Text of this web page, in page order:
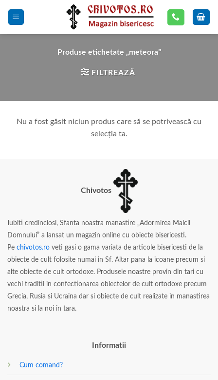
Produse etichetate „meteora”
FILTREAZĂ
Nu a fost găsit niciun produs care să se potrivească cu
selecția ta.
Chivotos
ubiti credinciosi, Sfanta noastra manastire „Adormirea Maicii
Domnului” a lansat un magazin online cu obiecte bisericesti.
Pe chivotos.ro veti gasi o gama variata de articole bisericesti de la
obiecte de cult folosite numai in Sf. Altar pana la icoane precum si
alte obiecte de cult ortodoxe. Produsele noastre provin din tari cu
vechi traditii in confectionarea obiectelor de cult ortodoxe precum
Grecia, Rusia si Ucraina dar si obiecte de cult realizate in manastirea
noastra si la noi in tara.
Informatii
Cum comand?